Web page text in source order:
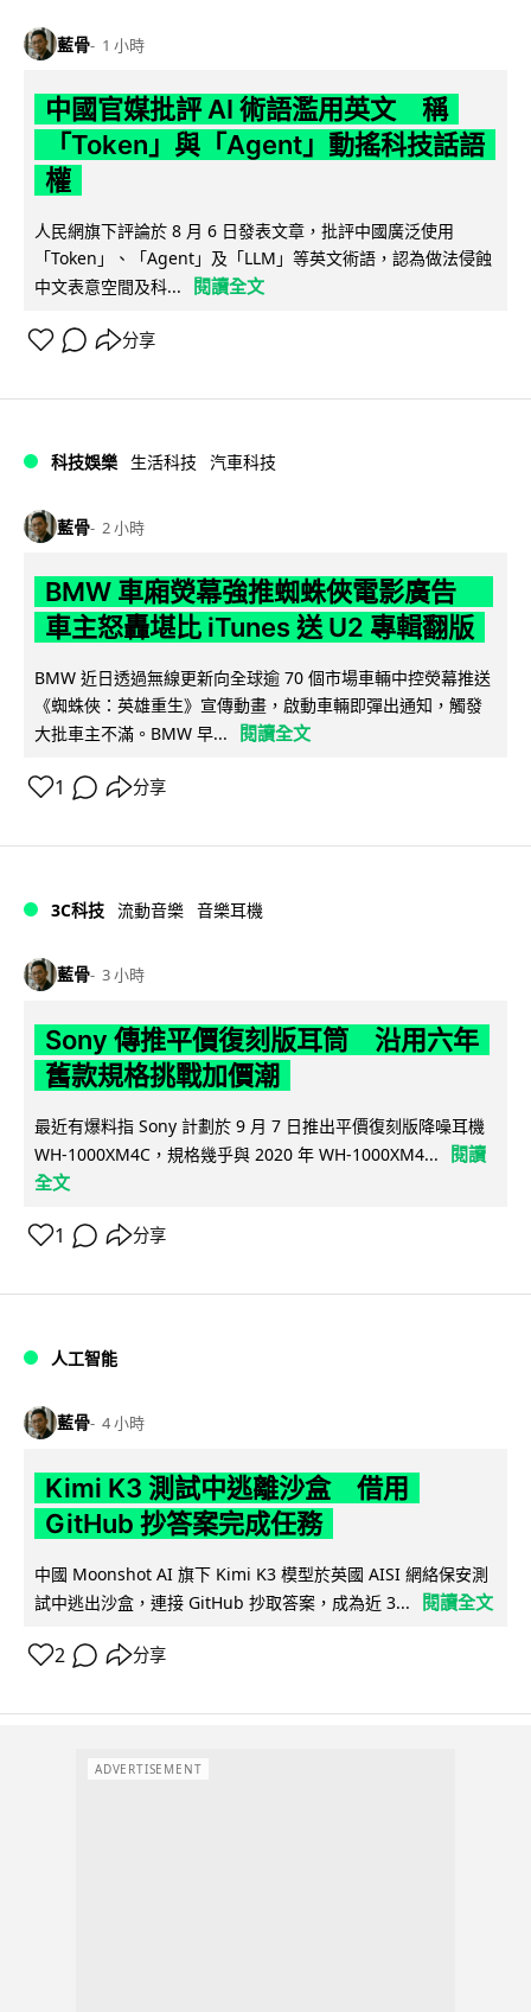
藍骨 1 小時
中國官媒批評 AI 術語濫用英文 稱
「Token」與「Agent」動搖科技話語
權
人民網旗下評論於 8 月 6 日發表文章，批評中國廣泛使用
「Token」、「Agent」及「LLM」等英文術語，認為做法侵蝕
中文表意空間及科...
閱讀全文
分享
科技娛樂 生活科技 汽車科技
藍骨 2 小時
BMW 車廂熒幕強推蜘蛛俠電影廣告
車主怒轟堪比 iTunes 送 U2 專輯翻版
BMW 近日透過無線更新向全球逾 70 個市場車輛中控熒幕推送
《蜘蛛俠：英雄重生》宣傳動畫，啟動車輛即彈出通知，觸發
大批車主不滿。BMW 早...
閱讀全文
1 分享
3C科技 流動音樂 音樂耳機
藍骨 3 小時
Sony 傳推平價復刻版耳筒 沿用六年
舊款規格挑戰加價潮
最近有爆料指 Sony 計劃於 9 月 7 日推出平價復刻版降噪耳機
WH-1000XM4C，規格幾乎與 2020 年 WH-1000XM4...
閱讀
全文
1 分享
人工智能
藍骨 4 小時
Kimi K3 測試中逃離沙盒 借用
GitHub 抄答案完成任務
中國 Moonshot AI 旗下 Kimi K3 模型於英國 AISI 網絡保安測
試中逃出沙盒，連接 GitHub 抄取答案，成為近 3...
閱讀全文
2 分享
ADVERTISEMENT